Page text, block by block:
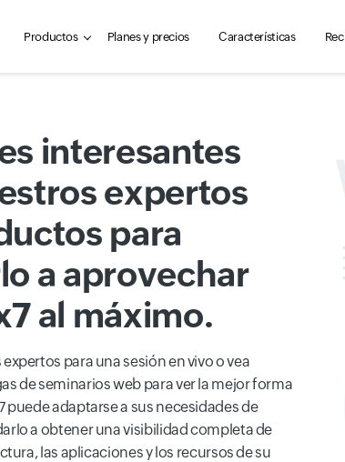
Productos Planes y precios Características
interesantes
expertos
para
a aprovechar
al máximo.
para una sesión en vivo o vea
de seminarios web para ver la mejor forma
puede adaptarse a sus necesidades de
a obtener una visibilidad completa de
las aplicaciones y los recursos de su